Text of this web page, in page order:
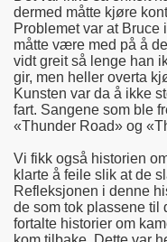
dermed måtte kjøre
Problemet var at Bruce
måtte være med på å
vidt greit så lenge han
gir, men heller overta
Kunsten var da å ikke
fart. Sangene som ble
«Thunder Road» og
Vi fikk også historien
klarte å feile slik at de
Refleksjonen i denne
de som tok plassene til
fortalte historier om